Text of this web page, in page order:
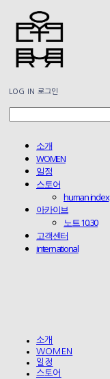
LOG IN 로그인
소개
WOMEN
일정
스토어
human index
아카이브
노트 10.30
고객센터
international
소개
WOMEN
일정
스토어